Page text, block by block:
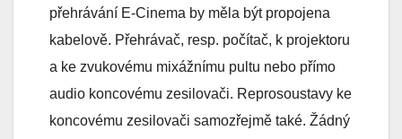
přehrávání E-Cinema by měla být propojena
kabelově. Přehrávač, resp. počítač, k projektoru
a ke zvukovému mixážnímu pultu nebo přímo
audio koncovému zesilovači. Reprosoustavy ke
koncovému zesilovači samozřejmě také. Žádný